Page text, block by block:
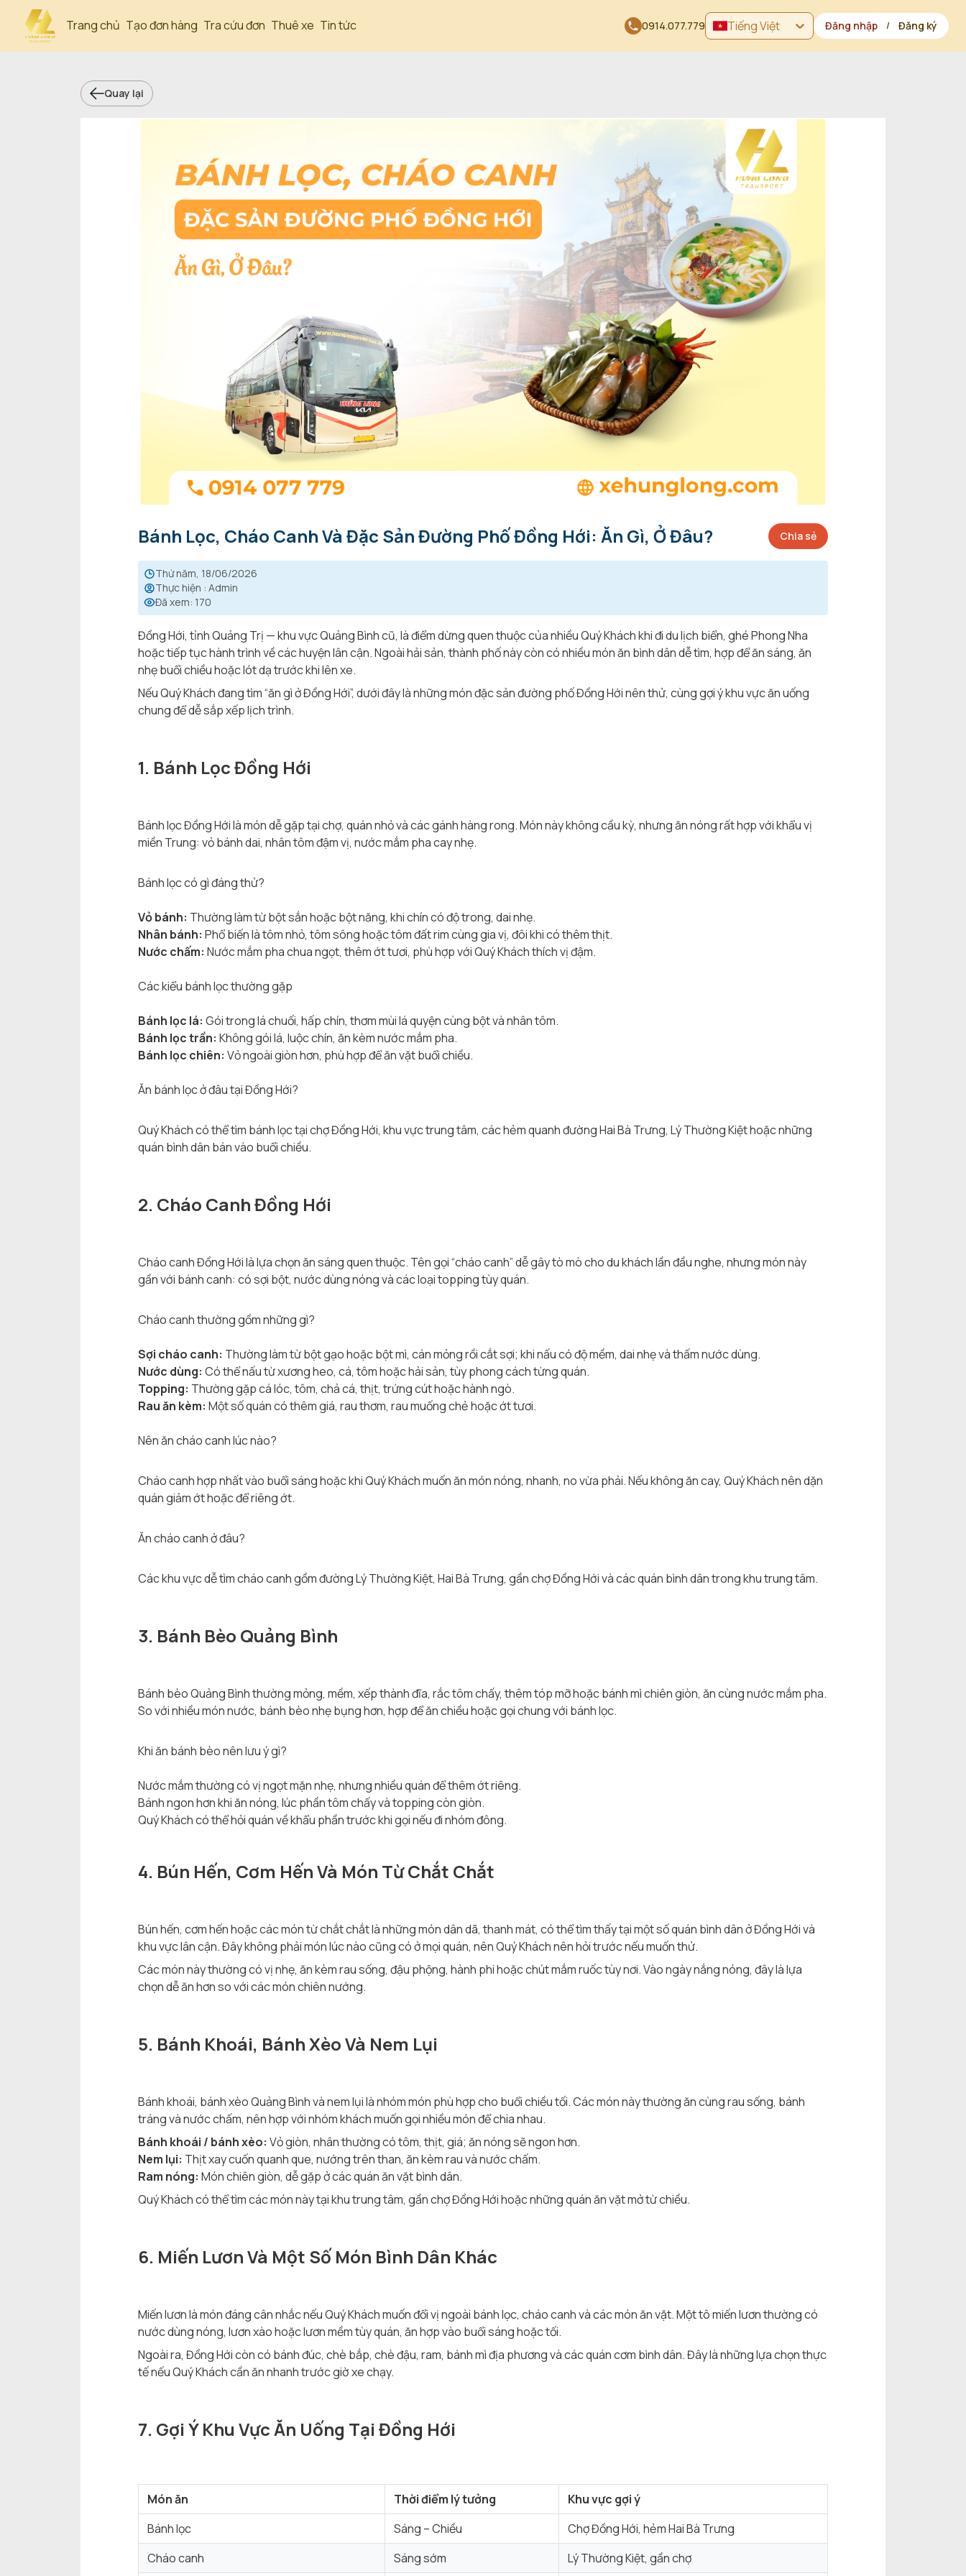
Trang chủ Tạo đơn hàng Tra cứu đơn Thuê xe Tin tức 0914.077.779 Tiếng Việt Đăng nhập / Đăng ký
Quay lại
Bánh Lọc, Cháo Canh Và Đặc Sản Đường Phố Đồng Hới: Ăn Gì, Ở Đâu? Chia sẻ
thứ năm, 18/06/2026
Thực hiện : Admin
Đã xem: 170
Đồng Hới, tỉnh Quảng Trị — khu vực Quảng Bình cũ, là điểm dừng quen thuộc của nhiều Quý Khách khi đi du lịch biển, ghé Phong Nha
hoặc tiếp tục hành trình về các huyện lân cận. Ngoài hải sản, thành phố này còn có nhiều món ăn bình dân dễ tìm, hợp để ăn sáng, ăn
nhẹ buổi chiều hoặc lót dạ trước khi lên xe.
Nếu Quý Khách đang tìm “ăn gì ở Đồng Hới”, dưới đây là những món đặc sản đường phố Đồng Hới nên thử, cùng gợi ý khu vực ăn uống
chung để dễ sắp xếp lịch trình.
1. Bánh Lọc Đồng Hới
Bánh lọc Đồng Hới là món dễ gặp tại chợ, quán nhỏ và các gánh hàng rong. Món này không cầu kỳ, nhưng ăn nóng rất hợp với khẩu vị
miền Trung: vỏ bánh dai, nhân tôm đậm vị, nước mắm pha cay nhẹ.
Bánh lọc có gì đáng thử?
Vỏ bánh: Thường làm từ bột sắn hoặc bột năng, khi chín có độ trong, dai nhẹ.
Nhân bánh: Phổ biến là tôm nhỏ, tôm sông hoặc tôm đất rim cùng gia vị, đôi khi có thêm thịt.
Nước chấm: Nước mắm pha chua ngọt, thêm ớt tươi, phù hợp với Quý Khách thích vị đậm.
Các kiểu bánh lọc thường gặp
Bánh lọc lá: Gói trong lá chuối, hấp chín, thơm mùi lá quyện cùng bột và nhân tôm.
Bánh lọc trần: Không gói lá, luộc chín, ăn kèm nước mắm pha.
Bánh lọc chiên: Vỏ ngoài giòn hơn, phù hợp để ăn vặt buổi chiều.
Ăn bánh lọc ở đâu tại Đồng Hới?
Quý Khách có thể tìm bánh lọc tại chợ Đồng Hới, khu vực trung tâm, các hẻm quanh đường Hai Bà Trưng, Lý Thường Kiệt hoặc những
quán bình dân bán vào buổi chiều.
2. Cháo Canh Đồng Hới
Cháo canh Đồng Hới là lựa chọn ăn sáng quen thuộc. Tên gọi “cháo canh” dễ gây tò mò cho du khách lần đầu nghe, nhưng món này
gần với bánh canh: có sợi bột, nước dùng nóng và các loại topping tùy quán.
Cháo canh thường gồm những gì?
Sợi cháo canh: Thường làm từ bột gạo hoặc bột mì, cán mỏng rồi cắt sợi; khi nấu có độ mềm, dai nhẹ và thấm nước dùng.
Nước dùng: Có thể nấu từ xương heo, cá, tôm hoặc hải sản, tùy phong cách từng quán.
Topping: Thường gặp cá lóc, tôm, chả cá, thịt, trứng cút hoặc hành ngò.
Rau ăn kèm: Một số quán có thêm giá, rau thơm, rau muống chẻ hoặc ớt tươi.
Nên ăn cháo canh lúc nào?
Cháo canh hợp nhất vào buổi sáng hoặc khi Quý Khách muốn ăn món nóng, nhanh, no vừa phải. Nếu không ăn cay, Quý Khách nên dặn
quán giảm ớt hoặc để riêng ớt.
Ăn cháo canh ở đâu?
Các khu vực dễ tìm cháo canh gồm đường Lý Thường Kiệt, Hai Bà Trưng, gần chợ Đồng Hới và các quán bình dân trong khu trung tâm.
3. Bánh Bèo Quảng Bình
Bánh bèo Quảng Bình thường mỏng, mềm, xếp thành đĩa, rắc tôm chấy, thêm tóp mỡ hoặc bánh mì chiên giòn, ăn cùng nước mắm pha.
So với nhiều món nước, bánh bèo nhẹ bụng hơn, hợp để ăn chiều hoặc gọi chung với bánh lọc.
Khi ăn bánh bèo nên lưu ý gì?
Nước mắm thường có vị ngọt mặn nhẹ, nhưng nhiều quán để thêm ớt riêng.
Bánh ngon hơn khi ăn nóng, lúc phần tôm chấy và topping còn giòn.
Quý Khách có thể hỏi quán về khẩu phần trước khi gọi nếu đi nhóm đông.
4. Bún Hến, Cơm Hến Và Món Từ Chắt Chắt
Bún hến, cơm hến hoặc các món từ chắt chắt là những món dân dã, thanh mát, có thể tìm thấy tại một số quán bình dân ở Đồng Hới và
khu vực lân cận. Đây không phải món lúc nào cũng có ở mọi quán, nên Quý Khách nên hỏi trước nếu muốn thử.
Các món này thường có vị nhẹ, ăn kèm rau sống, đậu phộng, hành phi hoặc chút mắm ruốc tùy nơi. Vào ngày nắng nóng, đây là lựa
chọn dễ ăn hơn so với các món chiên nướng.
5. Bánh Khoái, Bánh Xèo Và Nem Lụi
Bánh khoái, bánh xèo Quảng Bình và nem lụi là nhóm món phù hợp cho buổi chiều tối. Các món này thường ăn cùng rau sống, bánh
tráng và nước chấm, nên hợp với nhóm khách muốn gọi nhiều món để chia nhau.
Bánh khoái / bánh xèo: Vỏ giòn, nhân thường có tôm, thịt, giá; ăn nóng sẽ ngon hơn.
Nem lụi: Thịt xay cuốn quanh que, nướng trên than, ăn kèm rau và nước chấm.
Ram nóng: Món chiên giòn, dễ gặp ở các quán ăn vặt bình dân.
Quý Khách có thể tìm các món này tại khu trung tâm, gần chợ Đồng Hới hoặc những quán ăn vặt mở từ chiều.
6. Miến Lươn Và Một Số Món Bình Dân Khác
Miến lươn là món đáng cân nhắc nếu Quý Khách muốn đổi vị ngoài bánh lọc, cháo canh và các món ăn vặt. Một tô miến lươn thường có
nước dùng nóng, lươn xào hoặc lươn mềm tùy quán, ăn hợp vào buổi sáng hoặc tối.
Ngoài ra, Đồng Hới còn có bánh đúc, chè bắp, chè đậu, ram, bánh mì địa phương và các quán cơm bình dân. Đây là những lựa chọn thực
tế nếu Quý Khách cần ăn nhanh trước giờ xe chạy.
7. Gợi Ý Khu Vực Ăn Uống Tại Đồng Hới
Món ăn Thời điểm lý tưởng
Khu vực gợi ý
Bánh lọc
Sáng – Chiều
Chợ Đồng Hới, hẻm Hai Bà Trưng
Cháo canh
Sáng sớm Lý Thường Kiệt, gần chợ